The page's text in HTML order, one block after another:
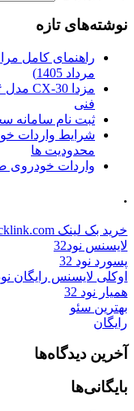
نوشته‌های تازه
مرداد 1405)
فنی
ثبت نام سامانه
شرایط واردات
محدودیت ها
واردات خودروی
.
خرید بک لینک behtarinbacklink.com
لایسنس نود32
پسورد نود 32
اوکلی لایسنس رایگان نود
همیار نود 32
بهترین سئو
رایگان
آخرین دیدگاه‌ها
بایگانی‌ها